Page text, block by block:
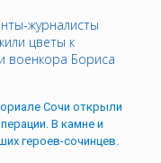
журналисты
цветы к
военкора Бориса
Сочи открыли
В камне и
героев-сочинцев.